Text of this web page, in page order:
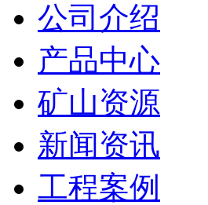
公司介绍
产品中心
矿山资源
新闻资讯
工程案例